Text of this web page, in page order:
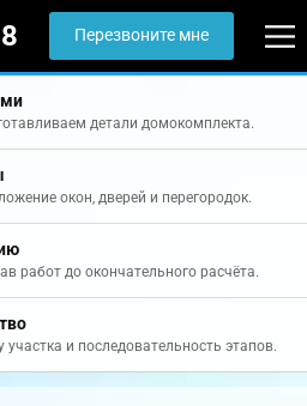
Перезвоните мне
детали домокомплекта.
окон, дверей и перегородок.
работ до окончательного расчёта.
и последовательность этапов.